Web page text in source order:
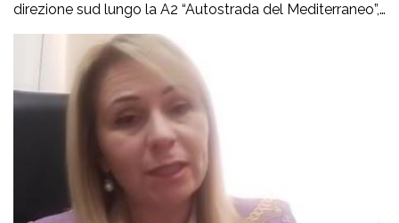
direzione sud lungo la A2 “Autostrada del Mediterraneo”,
nel tratto compreso tra gli svincoli di Altilia Grimaldi (CS)
e San Mango D’Aquino (CZ). Sul posto è intervenuto il
personale Anas, il 118 e il soccorso meccanico […]